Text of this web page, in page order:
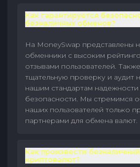
Как гарантируется
безналичных обменов?
На MoneySwap представлены
обменники с высоким
отзывами пользователей.
тщательную проверку и аудит
нашим стандартам надежности
безопасности. Мы стремимся
наших пользователей только
партнерами для обмена валют.
Как произвести
криптовалют?